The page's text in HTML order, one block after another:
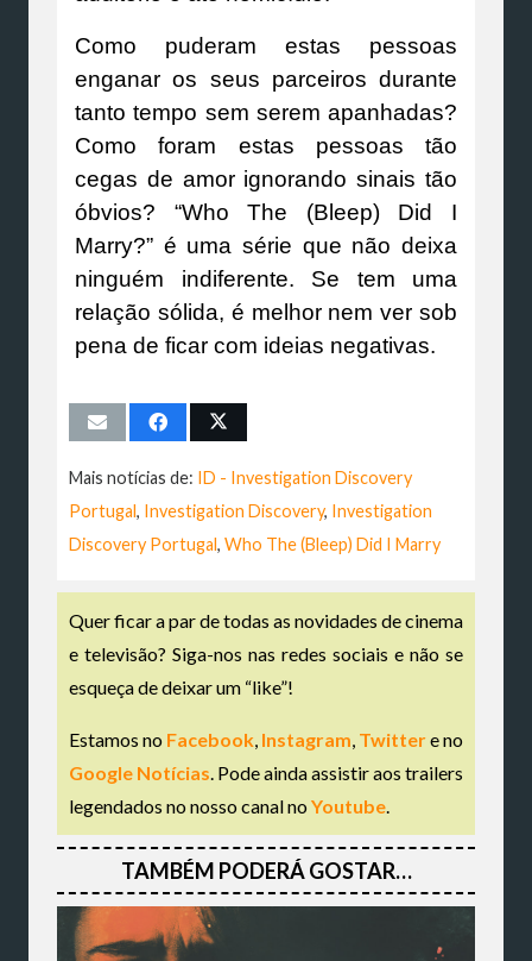
Como puderam estas pessoas
enganar os seus parceiros durante
tanto tempo sem serem apanhadas?
Como foram estas pessoas tão
cegas de amor ignorando sinais tão
óbvios? “Who The (Bleep) Did I
Marry?” é uma série que não deixa
ninguém indiferente. Se tem uma
relação sólida, é melhor nem ver sob
pena de ficar com ideias negativas.
Mais notícias de: ID - Investigation Discovery
Portugal, Investigation Discovery, Investigation
Discovery Portugal, Who The (Bleep) Did I Marry
Quer ficar a par de todas as novidades de cinema
e televisão? Siga-nos nas redes sociais e não se
esqueça de deixar um “like”!
Estamos no Facebook, Instagram, Twittere no
Google Notícias. Pode ainda assistir aos trailers
legendados no nosso canal noYoutube.
TAMBÉM PODERÁ GOSTAR…